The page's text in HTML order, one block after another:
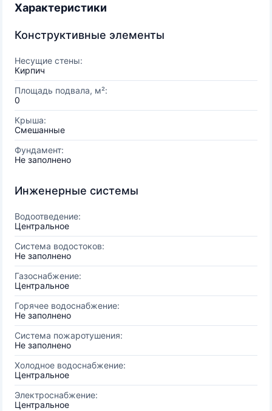
Характеристики
Конструктивные элементы
Несущие стены:
Кирпич
Площадь подвала, м²:
0
Крыша:
Смешанные
Фундамент:
Не заполнено
Инженерные системы
Водоотведение:
Центральное
Система водостоков:
Не заполнено
Газоснабжение:
Центральное
Горячее водоснабжение:
Не заполнено
Система пожаротушения:
Не заполнено
Холодное водоснабжение:
Центральное
Электроснабжение:
Центральное